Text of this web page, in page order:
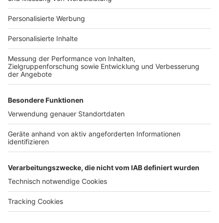
Für Unternehmen
Ihre Baufirma auf bauen.de
Kostenloses Infogespräch